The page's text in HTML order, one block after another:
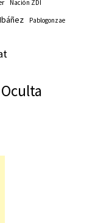
Nación ZDI
Pablogonzae